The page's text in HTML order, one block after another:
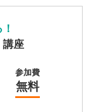
講座
参加費
無料